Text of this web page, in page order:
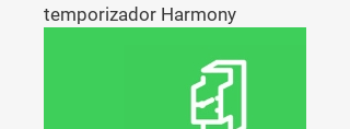
temporizador Harmony